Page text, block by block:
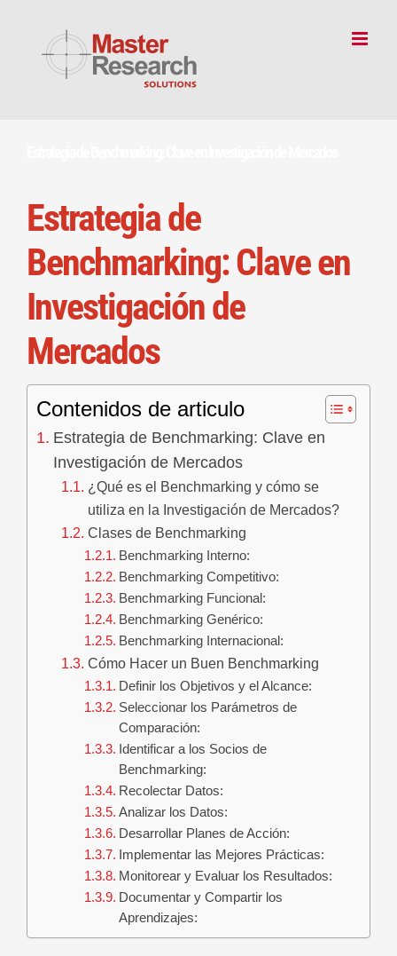
content
Estrategia de
Benchmarking: Clave en
Investigación de
Mercados
Contenidos de articulo
Estrategia de Benchmarking: Clave en
Investigación de Mercados
¿Qué es el Benchmarking y cómo se
utiliza en la Investigación de Mercados?
Clases de Benchmarking
Benchmarking Interno:
Benchmarking Competitivo:
Benchmarking Funcional:
Benchmarking Genérico:
Benchmarking Internacional:
Cómo Hacer un Buen Benchmarking
Definir los Objetivos y el Alcance:
Seleccionar los Parámetros de
Comparación:
Identificar a los Socios de
Benchmarking:
Recolectar Datos:
Analizar los Datos:
Desarrollar Planes de Acción:
Implementar las Mejores Prácticas:
Monitorear y Evaluar los Resultados:
Documentar y Compartir los
Aprendizajes: